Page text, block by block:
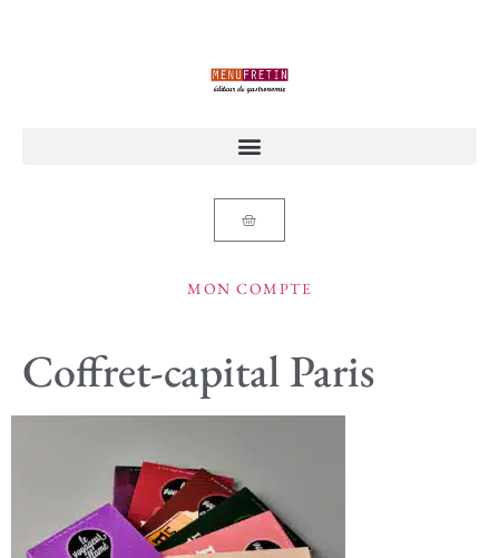
MON COMPTE
Coffret-capital Paris